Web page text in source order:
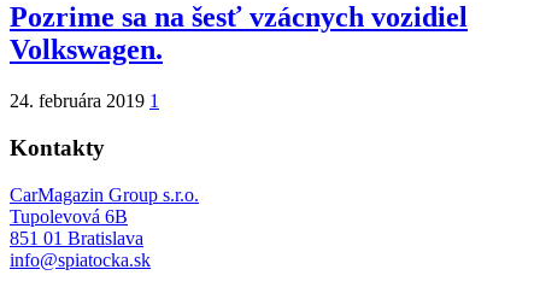
Pozrime sa na šesť vzácnych vozidiel
Volkswagen.
24. februára 2019 1
Kontakty
CarMagazin Group s.r.o.
Tupolevová 6B
851 01 Bratislava
info@spiatocka.sk